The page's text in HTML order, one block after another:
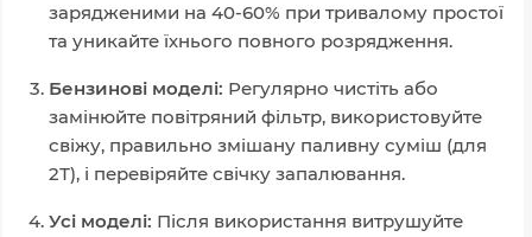
зарядженими на 40-60% при тривалому простої
та уникайте їхнього повного розрядження.
Бензинові моделі: Регулярно чистіть або
замінюйте повітряний фільтр, використовуйте
свіжу, правильно змішану паливну суміш (для
2Т), і перевіряйте свічку запалювання.
Усі моделі: Після використання витрушуйте